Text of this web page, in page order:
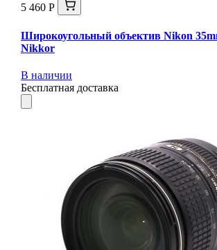
5 460 Р
Широкоугольный объектив Nikon
Nikkor
В наличии
Бесплатная доставка